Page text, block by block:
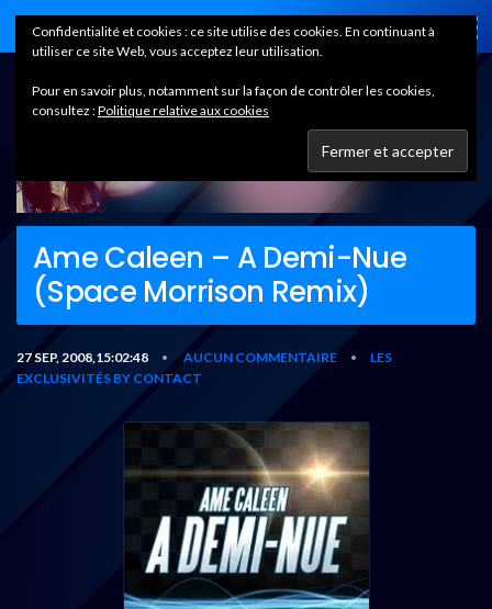
Home
Ame Caleen – A Demi-Nue
(Space Morrison Remix)
27 SEP, 2008,15:02:48 • AUCUN COMMENTAIRE •
LES
EXCLUSIVITÉS BY CONTACT
Confidentialité et cookies : ce site utilise des cookies. En continuant à
utiliser ce site Web, vous acceptez leur utilisation.
Pour en savoir plus, notamment sur la façon de contrôler les cookies,
consultez :Politique relative aux cookies